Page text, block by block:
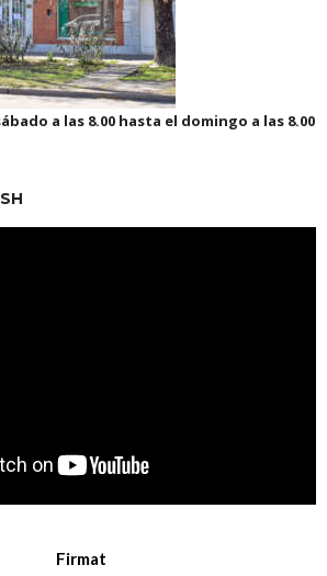
a las 8.00 hasta el domingo a las 8.00
Firmat